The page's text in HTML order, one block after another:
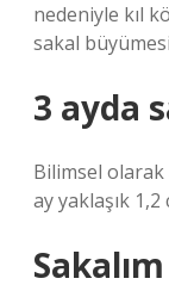
nedeniyle kıl
sakal
3 ayda
Bilimsel olarak
ay yaklaşık 1,2